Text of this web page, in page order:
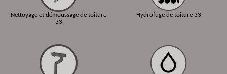
Nettoyage et démoussage de toiture
33
Hydrofuge de toiture 33